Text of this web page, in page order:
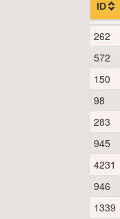
ID
262
572
150
98
283
945
4231
946
1339